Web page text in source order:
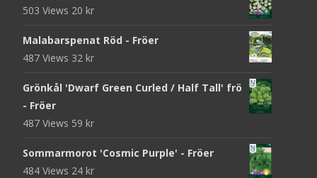
503 Views 20 kr
Malabarspenat Röd - Fröer
487 Views 32 kr
Grönkål 'Dwarf Green Curled / Half Tall' frö
- Fröer
487 Views 59 kr
Sommarmorot 'Cosmic Purple' - Fröer
484 Views 24 kr